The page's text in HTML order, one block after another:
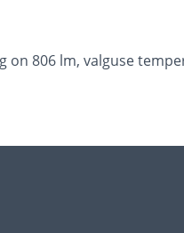
on 806 lm, valguse